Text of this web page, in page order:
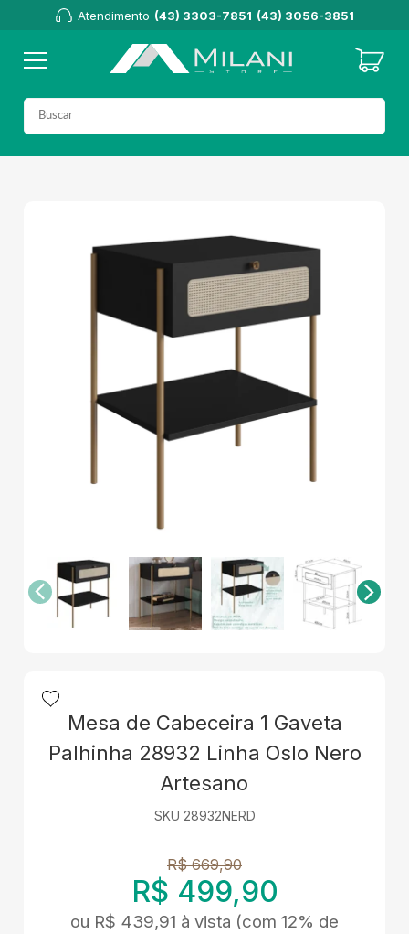
Atendimento (43) 3303-7851 (43) 3056-3851
Mesa de Cabeceira 1 Gaveta
Palhinha 28932 Linha Oslo Nero
Artesano
SKU 28932NERD
R$ 669,90
R$ 499,90
ou R$ 439,91 à vista (com 12% de